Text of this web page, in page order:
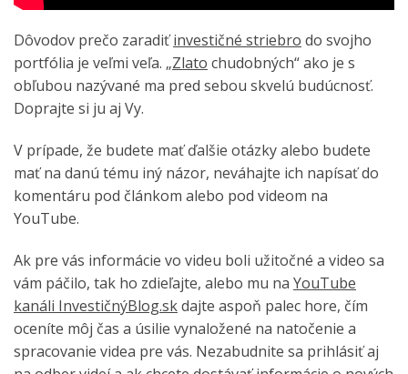
Dôvodov prečo zaradiťinvestičné striebro do svojho
portfólia je veľmi veľa. „Zlato chudobných“ ako je s
obľubou nazývané ma pred sebou skvelú budúcnosť.
Doprajte si ju aj Vy.
V prípade, že budete mať ďalšie otázky alebo budete
mať na danú tému iný názor, neváhajte ich napísať do
komentáru pod článkom alebo pod videom na
YouTube.
Ak pre vás informácie vo videu boli užitočné a video sa
vám páčilo, tak ho zdieľajte, alebo mu na YouTube
kanáli InvestičnýBlog.skdajte aspoň palec hore, čím
oceníte môj čas a úsilie vynaložené na natočenie a
spracovanie videa pre vás. Nezabudnite sa prihlásiť aj